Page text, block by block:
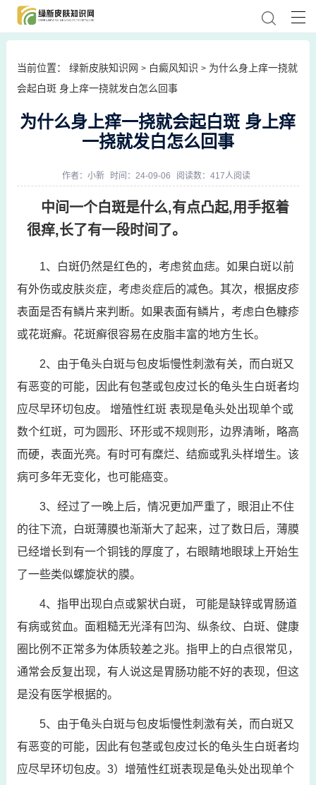
当前位置： 绿新皮肤知识网 > 白癜风知识 > 为什么身上痒一挠就
会起白斑 身上痒一挠就发白怎么回事
为什么身上痒一挠就会起白斑 身上痒
一挠就发白怎么回事
作者： 小新 时间：24-09-06 阅读数：417人阅读
中间一个白斑是什么,有点凸起,用手抠着
很痒,长了有一段时间了。
1、白斑仍然是红色的，考虑贫血痣。如果白斑以前
有外伤或皮肤炎症，考虑炎症后的减色。其次，根据皮疹
表面是否有鳞片来判断。如果表面有鳞片，考虑白色糠疹
或花斑癣。花斑癣很容易在皮脂丰富的地方生长。
2、由于龟头白斑与包皮垢慢性刺激有关，而白斑又
有恶变的可能，因此有包茎或包皮过长的龟头生白斑者均
应尽早环切包皮。 增殖性红斑 表现是龟头处出现单个或
数个红斑，可为圆形、环形或不规则形，边界清晰，略高
而硬，表面光亮。有时可有糜烂、结痂或乳头样增生。该
病可多年无变化，也可能癌变。
3、经过了一晚上后，情况更加严重了，眼泪止不住
的往下流，白斑薄膜也渐渐大了起来，过了数日后，薄膜
已经增长到有一个铜钱的厚度了，右眼睛地眼球上开始生
了一些类似螺旋状的膜。
4、指甲出现白点或絮状白斑， 可能是缺锌或胃肠道
有病或贫血。面粗糙无光泽有凹沟、纵条纹、白斑、健康
圈比例不正常多为体质较差之兆。指甲上的白点很常见，
通常会反复出现，有人说这是胃肠功能不好的表现，但这
是没有医学根据的。
5、由于龟头白斑与包皮垢慢性刺激有关，而白斑又
有恶变的可能，因此有包茎或包皮过长的龟头生白斑者均
应尽早环切包皮。3）增殖性红斑表现是龟头处出现单个